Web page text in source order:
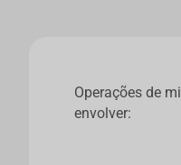
Operações de
envolver: